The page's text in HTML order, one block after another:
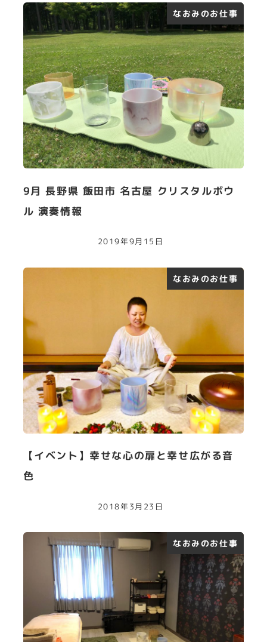
なおみのお仕事
9月 長野県 飯田市 名古屋 クリスタルボウ
ル 演奏情報
2019年9月15日
なおみのお仕事
【イベント】幸せな心の扉と幸せ広がる音
色
2018年3月23日
なおみのお仕事